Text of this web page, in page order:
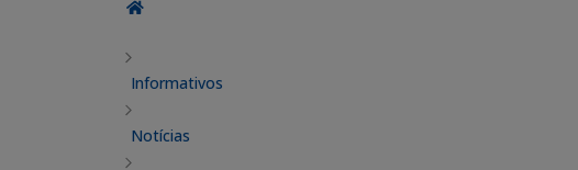
Informativos
Notícias